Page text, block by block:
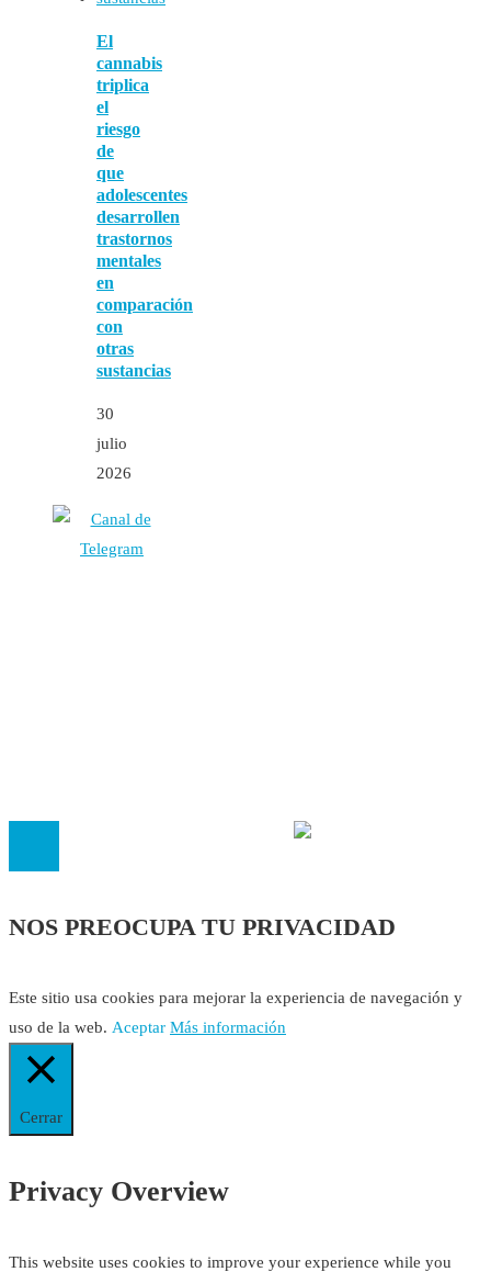
El
cannabis
triplica
el
riesgo
de
que
adolescentes
desarrollen
trastornos
mentales
en
comparación
con
otras
sustancias
30
julio
2026
NOS PREOCUPA TU PRIVACIDAD
Este sitio usa cookies para mejorar la experiencia de navegación y
uso de la web. Aceptar Más información
Cerrar
Privacy Overview
This website uses cookies to improve your experience while you